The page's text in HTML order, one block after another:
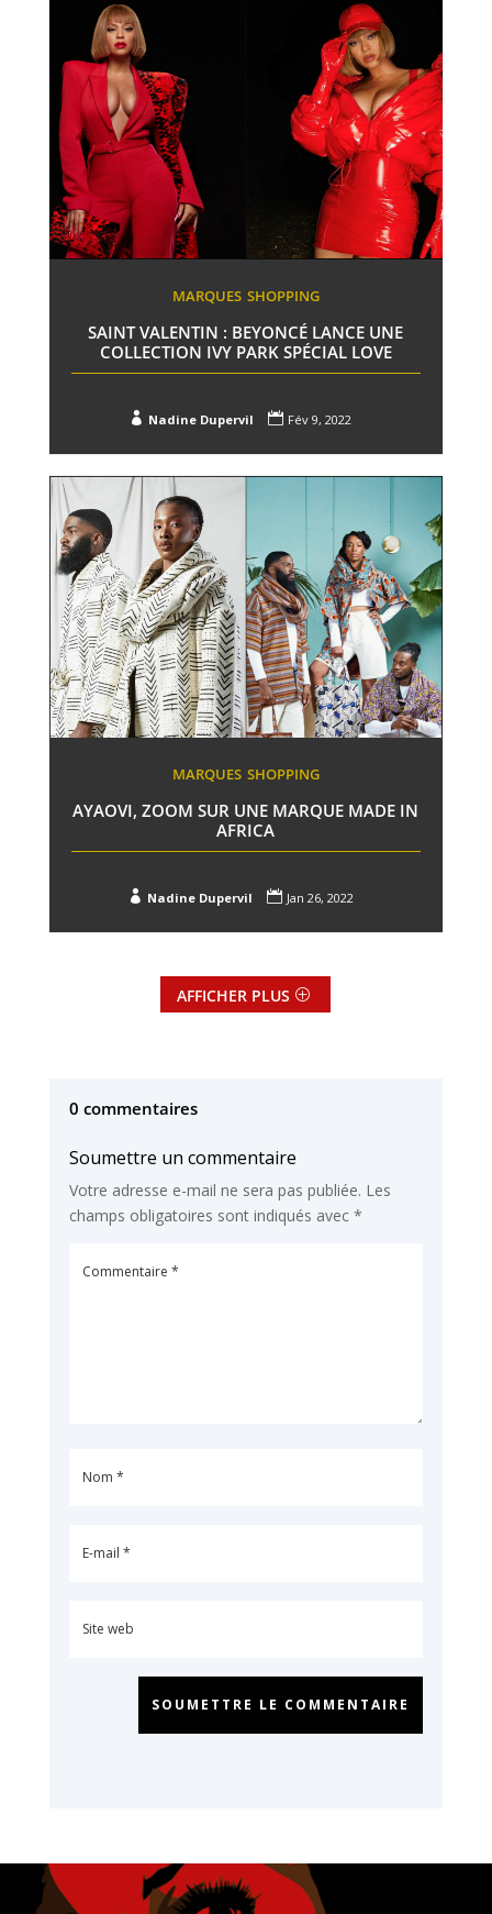
MARQUES SHOPPING
SAINT VALENTIN : BEYONCÉ LANCE UNE
COLLECTION IVY PARK SPÉCIAL LOVE
 Nadine Dupervil  Fév 9, 2022
MARQUES SHOPPING
AYAOVI, ZOOM SUR UNE MARQUE MADE IN
AFRICA
 Nadine Dupervil  Jan 26, 2022
AFFICHER PLUS
0 commentaires
Soumettre un commentaire
Votre adresse e-mail ne sera pas publiée. Les
champs obligatoires sont indiqués avec *
SOUMETTRE LE COMMENTAIRE